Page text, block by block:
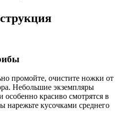
промойте, очистите ножки от
Небольшие экземпляры
особенно красиво смотрятся в
нарежьте кусочками среднего